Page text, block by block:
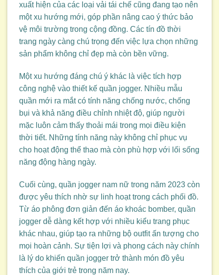
xuất hiện của các loại vải tái chế cũng đang tạo nên
một xu hướng mới, góp phần nâng cao ý thức bảo
vệ môi trường trong cộng đồng. Các tín đồ thời
trang ngày càng chú trọng đến việc lựa chọn những
sản phẩm không chỉ đẹp mà còn bền vững.
Một xu hướng đáng chú ý khác là việc tích hợp
công nghệ vào thiết kế quần jogger. Nhiều mẫu
quần mới ra mắt có tính năng chống nước, chống
bụi và khả năng điều chỉnh nhiệt độ, giúp người
mặc luôn cảm thấy thoải mái trong mọi điều kiện
thời tiết. Những tính năng này không chỉ phục vụ
cho hoạt động thể thao mà còn phù hợp với lối sống
năng động hàng ngày.
Cuối cùng, quần jogger nam nữ trong năm 2023 còn
được yêu thích nhờ sự linh hoạt trong cách phối đồ.
Từ áo phông đơn giản đến áo khoác bomber, quần
jogger dễ dàng kết hợp với nhiều kiểu trang phục
khác nhau, giúp tạo ra những bộ outfit ấn tượng cho
mọi hoàn cảnh. Sự tiện lợi và phong cách này chính
là lý do khiến quần jogger trở thành món đồ yêu
thích của giới trẻ trong năm nay.